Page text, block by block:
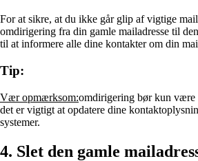
For at sikre, at du ikke går glip af vigtige
omdirigering fra din gamle mailadresse til
til at informere alle dine kontakter om din
Tip:
Vær opmærksom:omdirigering bør kun være
det er vigtigt at opdatere dine
systemer.
4. Slet den gamle